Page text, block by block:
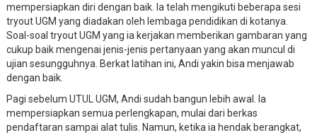
mempersiapkan diri dengan baik. Ia telah mengikuti beberapa sesi
tryout UGM yang diadakan oleh lembaga pendidikan di kotanya.
Soal-soal tryout UGM yang ia kerjakan memberikan gambaran yang
cukup baik mengenai jenis-jenis pertanyaan yang akan muncul di
ujian sesungguhnya. Berkat latihan ini, Andi yakin bisa menjawab
dengan baik.
Pagi sebelum UTUL UGM, Andi sudah bangun lebih awal. Ia
mempersiapkan semua perlengkapan, mulai dari berkas
pendaftaran sampai alat tulis. Namun, ketika ia hendak berangkat,